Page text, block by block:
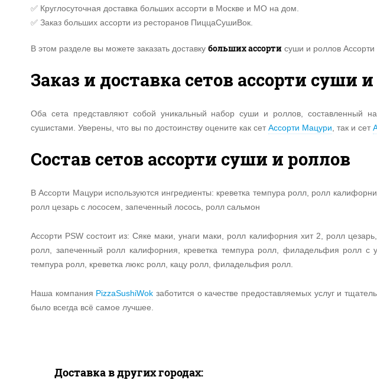
✅ Круглосуточная доставка больших ассорти в Москве и МО на дом.
✅ Заказ больших ассорти из ресторанов ПиццаСушиВок.
В этом разделе вы можете заказать доставку больших ассорти суши и роллов
Заказ и доставка сетов ассорти суши
Оба сета представляют собой уникальный набор суши и роллов, составленный
сушистами. Уверены, что вы по достоинству оцените как сет Ассорти Мацури , так и сет
Состав сетов ассорти суши и роллов
В Ассорти Мацури используются ингредиенты: креветка темпура ролл, ролл
ролл цезарь с лососем, запеченный лосось, ролл сальмон
Ассорти PSW состоит из: Cяке маки, унаги маки, ролл калифорния хит 2, ролл
ролл, запеченный ролл калифорния, креветка темпура ролл, филадельфия ролл с
темпура ролл, креветка люкс ролл, кацу ролл, филадельфия ролл.
Наша компания PizzaSushiWok заботится о качестве предоставляемых услуг и
было всегда всё самое лучшее.
Доставка в других городах: